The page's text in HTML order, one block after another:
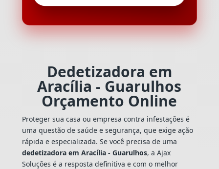
Dedetizadora em
Aracília - Guarulhos
Orçamento Online
Proteger sua casa ou empresa contra infestações é
uma questão de saúde e segurança, que exige ação
rápida e especializada. Se você precisa de uma
dedetizadora em Aracília - Guarulhos, a Ajax
Soluções é a resposta definitiva e com o melhor